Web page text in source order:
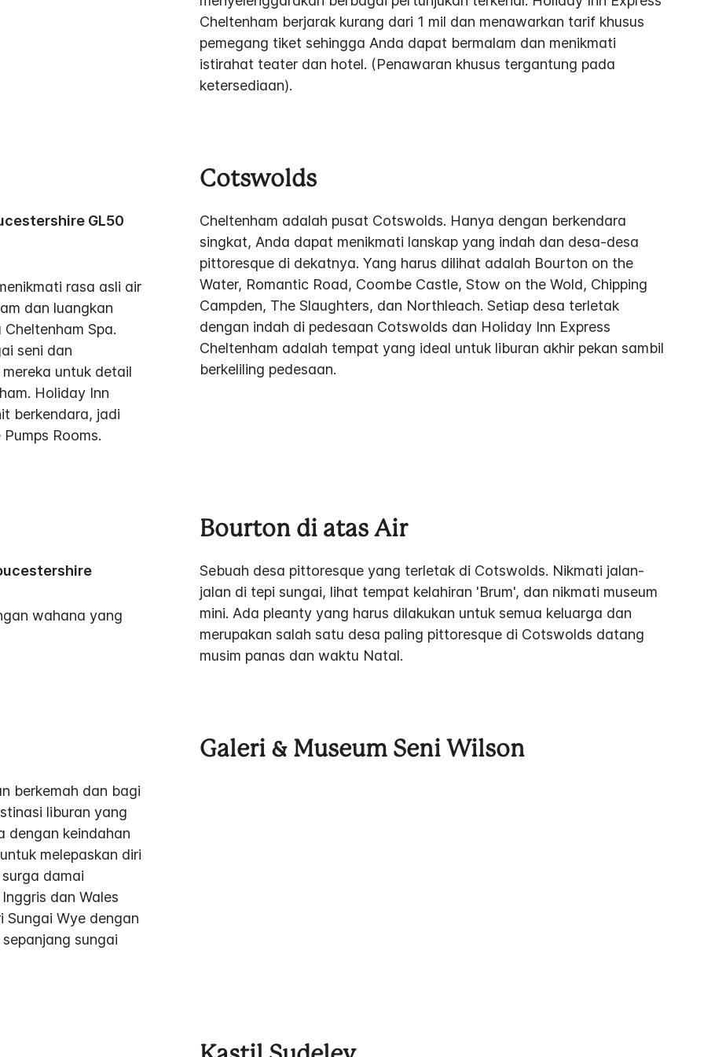
Cheltenham berjarak kurang dari 1 mil dan menawarkan tarif khusus
pemegang tiket sehingga Anda dapat bermalam dan menikmati
istirahat teater dan hotel. (Penawaran khusus tergantung pada
ketersediaan).
GL50
rasa asli air
dan luangkan
Spa.
seni dan
untuk detail
Holiday Inn
berkendara, jadi
Rooms.
Cotswolds
Cheltenham adalah pusat Cotswolds. Hanya dengan berkendara
singkat, Anda dapat menikmati lanskap yang indah dan desa-desa
pittoresque di dekatnya. Yang harus dilihat adalah Bourton on the
Water, Romantic Road, Coombe Castle, Stow on the Wold, Chipping
Campden, The Slaughters, dan Northleach. Setiap desa terletak
dengan indah di pedesaan Cotswolds dan Holiday Inn Express
Cheltenham adalah tempat yang ideal untuk liburan akhir pekan sambil
berkeliling pedesaan.
wahana yang
Bourton di atas Air
Sebuah desa pittoresque yang terletak di Cotswolds. Nikmati jalan-
jalan di tepi sungai, lihat tempat kelahiran 'Brum', dan nikmati museum
mini. Ada pleanty yang harus dilakukan untuk semua keluarga dan
merupakan salah satu desa paling pittoresque di Cotswolds datang
musim panas dan waktu Natal.
berkemah dan bagi
liburan yang
dengan keindahan
melepaskan diri
damai
dan Wales
Wye dengan
sungai
Galeri & Museum Seni Wilson